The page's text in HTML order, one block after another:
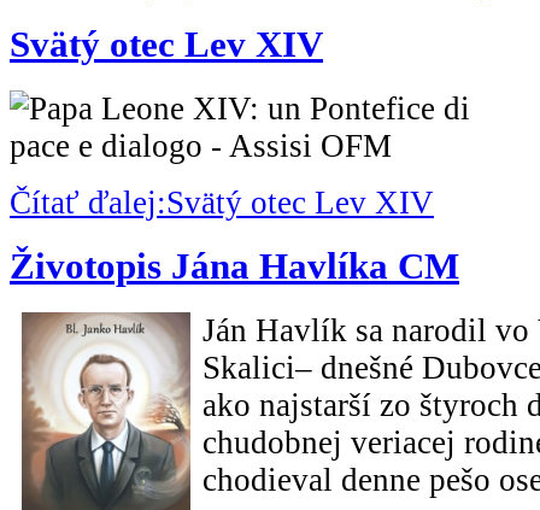
Svätý otec Lev XIV
Čítať ďalej:Svätý otec Lev XIV
Životopis Jána Havlíka CM
Ján Havlík sa narodil
Skalici– dnešné
ako najstarší zo štyroch
chudobnej veriacej
chodieval denne pešo